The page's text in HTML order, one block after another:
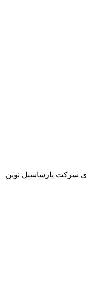
شرکت پارساسیل نوین